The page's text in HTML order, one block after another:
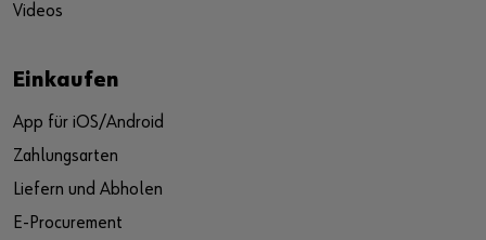
Videos
Einkaufen
App für iOS/Android
Zahlungsarten
Liefern und Abholen
E-Procurement